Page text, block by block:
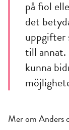
på fiol
det
uppgifter
till annat.
kunna
Mer om Anders